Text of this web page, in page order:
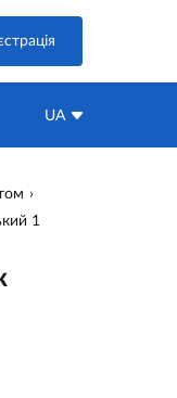
UA
1